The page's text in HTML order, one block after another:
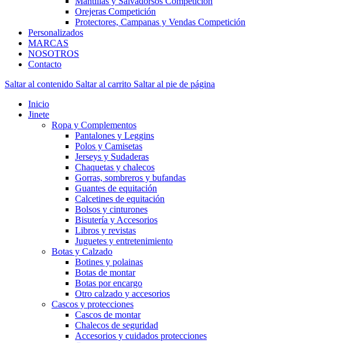
Orejeras Competición
Protectores, Campanas y Vendas Competición
Personalizados
MARCAS
NOSOTROS
Contacto
Saltar al contenido Saltar al carrito Saltar al pie de página
Inicio
Jinete
Ropa y Complementos
Pantalones y Leggins
Polos y Camisetas
Jerseys y Sudaderas
Chaquetas y chalecos
Gorras, sombreros y bufandas
Guantes de equitación
Calcetines de equitación
Bolsos y cinturones
Bisutería y Accesorios
Libros y revistas
Juguetes y entretenimiento
Botas y Calzado
Botines y polainas
Botas de montar
Botas por encargo
Otro calzado y accesorios
Cascos y protecciones
Cascos de montar
Chalecos de seguridad
Accesorios y cuidados protecciones